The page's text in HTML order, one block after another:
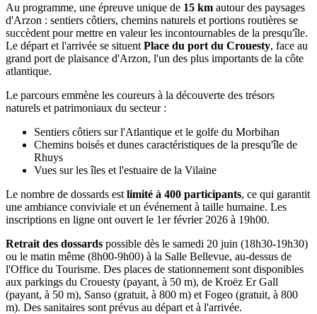
Au programme, une épreuve unique de 15 km autour des paysages
d'Arzon : sentiers côtiers, chemins naturels et portions routières se
succèdent pour mettre en valeur les incontournables de la presqu'île.
Le départ et l'arrivée se situent Place du port du Crouesty, face au
grand port de plaisance d'Arzon, l'un des plus importants de la côte
atlantique.
Le parcours emmène les coureurs à la découverte des trésors
naturels et patrimoniaux du secteur :
Sentiers côtiers sur l'Atlantique et le golfe du Morbihan
Chemins boisés et dunes caractéristiques de la presqu'île de
Rhuys
Vues sur les îles et l'estuaire de la Vilaine
Le nombre de dossards est limité à 400 participants, ce qui garantit
une ambiance conviviale et un événement à taille humaine. Les
inscriptions en ligne ont ouvert le 1er février 2026 à 19h00.
Retrait des dossards possible dès le samedi 20 juin (18h30-19h30)
ou le matin même (8h00-9h00) à la Salle Bellevue, au-dessus de
l'Office du Tourisme. Des places de stationnement sont disponibles
aux parkings du Crouesty (payant, à 50 m), de Kroëz Er Gall
(payant, à 50 m), Sanso (gratuit, à 800 m) et Fogeo (gratuit, à 800
m). Des sanitaires sont prévus au départ et à l'arrivée.